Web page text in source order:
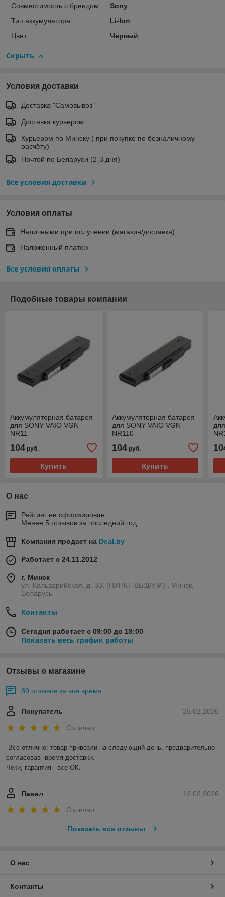
Совместимость с брендом
Sony
Тип аккумулятора
Li-Ion
Цвет
Черный
Скрыть
Условия доставки
Доставка "Самовывоз"
Доставка курьером
Курьером по Минску ( при покупке по безналичному
расчёту)
Почтой по Беларуси (2-3 дня)
Все условия доставки
Условия оплаты
Наличными при получении (магазин/доставка)
Наложенный платеж
Все условия оплаты
Подобные товары компании
Аккумуляторная батарея
для SONY VAIO VGN-
NR11
104 руб.
Купить
Аккумуляторная батарея
для SONY VAIO VGN-
NR110
104руб.
Купить
О нас
Рейтинг не сформирован
Менее 5 отзывов за последний год
Компания продает на Deal.by
Работает с 24.11.2012
г. Минск
ул. Кальварийская, д. 33, (ПУНКТ ВЫДАЧИ) , Минск,
Беларусь
Контакты
Сегодня работает с 09:00 до 19:00
Показать весь график работы
Отзывы о магазине
80 отзывов за всё время
25.02.2026
Покупатель
Отлично
Все отлично: товар привезли на следующий день, предварительно
согласовав  время доставки.
Чеки, гарантия - все ОК.
12.02.2026
Павел
Отлично
Показать все отзывы
О нас
Контакты